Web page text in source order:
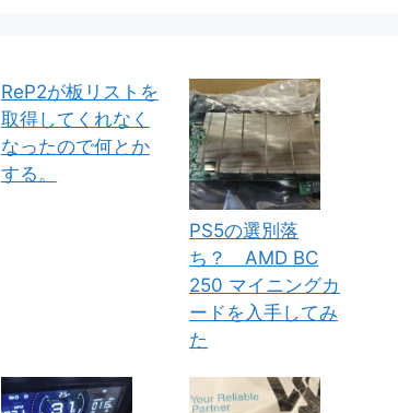
ReP2が板リストを
取得してくれなく
なったので何とか
する。
PS5の選別落
ち？ AMD BC
250 マイニングカ
ードを入手してみ
た